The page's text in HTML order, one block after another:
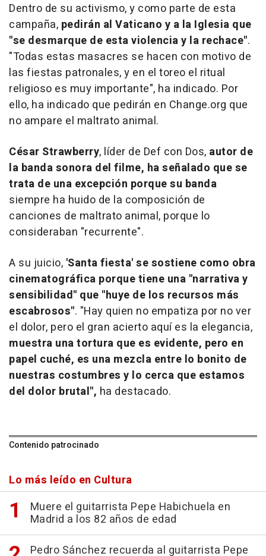
Dentro de su activismo, y como parte de esta
campaña, pedirán al Vaticano y a la Iglesia que
"se desmarque de esta violencia y la rechace".
"Todas estas masacres se hacen con motivo de
las fiestas patronales, y en el toreo el ritual
religioso es muy importante", ha indicado. Por
ello, ha indicado que pedirán en Change.org que
no ampare el maltrato animal.
César Strawberry, líder de Def con Dos, autor de
la banda sonora del filme, ha señalado que se
trata de una excepción porque su banda
siempre ha huido de la composición de
canciones de maltrato animal, porque lo
consideraban "recurrente".
A su juicio, 'Santa fiesta' se sostiene como obra
cinematográfica porque tiene una "narrativa y
sensibilidad" que "huye de los recursos más
escabrosos". "Hay quien no empatiza por no ver
el dolor, pero el gran acierto aquí es la elegancia,
muestra una tortura que es evidente, pero en
papel cuché, es una mezcla entre lo bonito de
nuestras costumbres y lo cerca que estamos
del dolor brutal", ha destacado.
Contenido patrocinado
Lo más leído en Cultura
Muere el guitarrista Pepe Habichuela en
Madrid a los 82 años de edad
Pedro Sánchez recuerda al guitarrista Pepe